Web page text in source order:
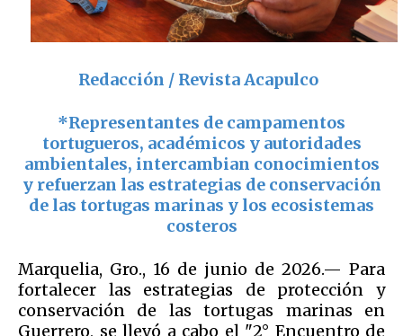
Redacción / Revista Acapulco
*Representantes de campamentos
tortugueros, académicos y autoridades
ambientales, intercambian conocimientos
y refuerzan las estrategias de conservación
de las tortugas marinas y los ecosistemas
costeros
Marquelia, Gro., 16 de junio de 2026.— Para
fortalecer las estrategias de protección y
conservación de las tortugas marinas en
Guerrero, se llevó a cabo el "2° Encuentro de